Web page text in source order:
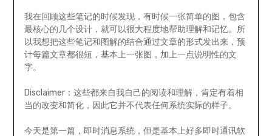
我在回顾这些笔记的时候发现，有时候一张简单的图，包含
最核心的几个设计，就可以很大程度地帮助理解和记忆。所
以我想把这些笔记和图解的结合通过文章的形式发出来，预
计每篇文章都很短，基本上一张图，加上一点说明性的文
字。
Disclaimer：这些都来自我自己的阅读和理解，肯定有着相
当的改变和简化，因此它并不代表任何系统实际的样子。
今天是第一篇，即时消息系统，但是基本上好多即时通讯软